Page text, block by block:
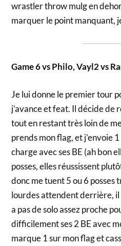
wrastler throw mulg en
marquer le point manquant,
Game 6 vs Philo, Vayl2 vs
Je lui donne le premier tour
j’avance et feat. Il décide de
tout en restant très loin de
prends mon flag, et j’envoie
charge avec ses BE (ah bon
posses, elles réussissent
donc me tuent 5 ou 6 posses
lourdes attendent derrière, il
a pas de solo assez proche
difficilement ses 2 BE avec
marque 1 sur mon flag et